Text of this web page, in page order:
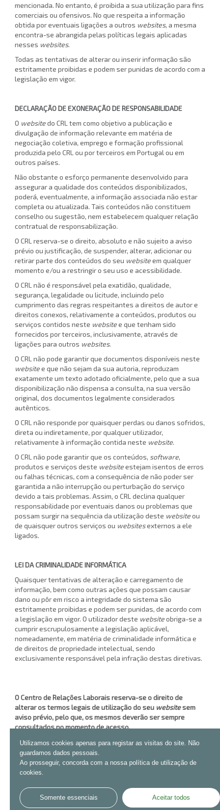
Utilizamos cookies apenas para registar as visitas do site. Não
guardamos dados pessoais.
Ao prosseguir, concorda com a nossa política de utilização de
cookies.
Somente essenciais Aceitar todos
mencionada. No entanto, é proibida a sua utilização para fins
comerciais ou ofensivos. No que respeita a informação
obtida por eventuais ligações a outros websites, a mesma
encontra-se abrangida pelas políticas legais aplicadas
nesses websites.
Todas as tentativas de alterar ou inserir informação são
estritamente proibidas e podem ser punidas de acordo com a
legislação em vigor.
DECLARAÇÃO DE EXONERAÇÃO DE RESPONSABILIDADE
O websitedo CRL tem como objetivo a publicação e
divulgação de informação relevante em matéria de
negociação coletiva, emprego e formação profissional
produzida pelo CRL ou por terceiros em Portugal ou em
outros países.
Não obstante o esforço permanente desenvolvido para
assegurar a qualidade dos conteúdos disponibilizados,
poderá, eventualmente, a informação associada não estar
completa ou atualizada. Tais conteúdos não constituem
conselho ou sugestão, nem estabelecem qualquer relação
contratual de responsabilização.
O CRL reserva-se o direito, absoluto e não sujeito a aviso
prévio ou justificação, de suspender, alterar, adicionar ou
retirar parte dos conteúdos do seu websiteem qualquer
momento e/ou a restringir o seu uso e acessibilidade.
O CRL não é responsável pela exatidão, qualidade,
segurança, legalidade ou licitude, incluindo pelo
cumprimento das regras respeitantes a direitos de autor e
direitos conexos, relativamente a conteúdos, produtos ou
serviços contidos neste websitee que tenham sido
fornecidos por terceiros, inclusivamente, através de
ligações para outros websites.
O CRL não pode garantir que documentos disponíveis neste
websitee que não sejam da sua autoria, reproduzam
exatamente um texto adotado oficialmente, pelo que a sua
disponibilização não dispensa a consulta, na sua versão
original, dos documentos legalmente considerados
autênticos.
O CRL não responde por quaisquer perdas ou danos sofridos,
direta ou indiretamente, por qualquer utilizador,
relativamente à informação contida neste website.
O CRL não pode garantir que os conteúdos, software,
produtos e serviços deste websiteestejam isentos de erros
ou falhas técnicas, com a consequência de não poder ser
garantida a não interrupção ou perturbação do serviço
devido a tais problemas. Assim, o CRL declina qualquer
responsabilidade por eventuais danos ou problemas que
possam surgir na sequência da utilização deste websiteou
de quaisquer outros serviços ou websitesexternos a ele
ligados.
LEI DA CRIMINALIDADE INFORMÁTICA
Quaisquer tentativas de alteração e carregamento de
informação, bem como outras ações que possam causar
dano ou pôr em risco a integridade do sistema são
estritamente proibidas e podem ser punidas, de acordo com
a legislação em vigor. O utilizador deste websiteobriga-se a
cumprir escrupulosamente a legislação aplicável,
nomeadamente, em matéria de criminalidade informática e
de direitos de propriedade intelectual, sendo
exclusivamente responsável pela infração destas diretivas.
O Centro de Relações Laborais reserva-se o direito de
alterar os termos legais de utilização do seu websitesem
aviso prévio, pelo que, os mesmos deverão ser sempre
consultados no momento de acesso.
CONTACTOS MAPA DO SITE AVISOS LEGAIS